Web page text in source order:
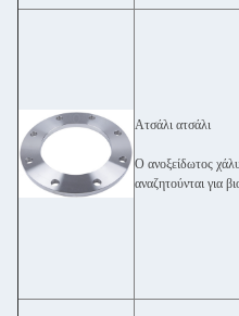
Ατσάλι ατσάλι
Ο ανοξείδωτος
αναζητούνται για